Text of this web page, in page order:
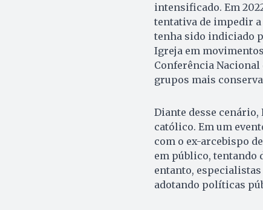
intensificado. Em
tentativa de impedir a
tenha sido indiciado
Igreja em
Conferência Nacional
grupos mais
Diante desse
católico. Em um
com o ex-arcebispo
em público, tentando
entanto,
adotando políticas